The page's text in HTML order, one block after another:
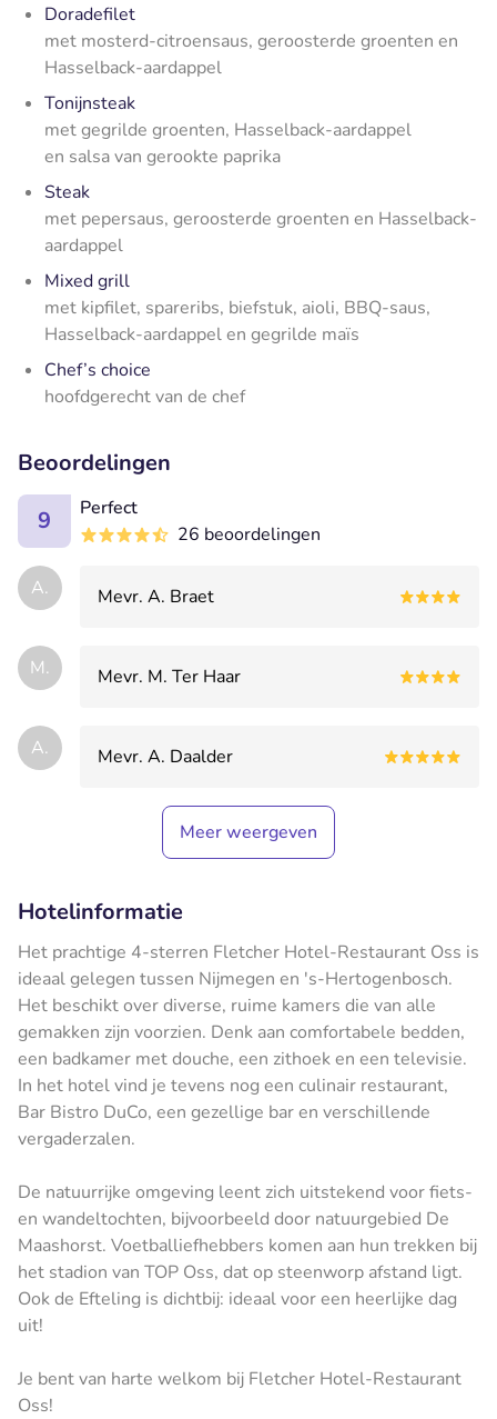
Doradefilet
met mosterd-citroensaus, geroosterde groenten en
Hasselback-aardappel
Tonijnsteak
met gegrilde groenten, Hasselback-aardappel
en salsa van gerookte paprika
Steak
met pepersaus, geroosterde groenten en Hasselback-
aardappel
Mixed grill
met kipfilet, spareribs, biefstuk, aioli, BBQ-saus,
Hasselback-aardappel en gegrilde maïs
Chef’s choice
hoofdgerecht van de chef
Beoordelingen
9
Perfect
26 beoordelingen
A. Mevr. A. Braet
M. Mevr. M. Ter Haar
A. Mevr. A. Daalder
Meer weergeven
Hotelinformatie
Het prachtige 4-sterren Fletcher Hotel-Restaurant Oss is
ideaal gelegen tussen Nijmegen en 's-Hertogenbosch.
Het beschikt over diverse, ruime kamers die van alle
gemakken zijn voorzien. Denk aan comfortabele bedden,
een badkamer met douche, een zithoek en een televisie.
In het hotel vind je tevens nog een culinair restaurant,
Bar Bistro DuCo, een gezellige bar en verschillende
vergaderzalen.
De natuurrijke omgeving leent zich uitstekend voor fiets-
en wandeltochten, bijvoorbeeld door natuurgebied De
Maashorst. Voetballiefhebbers komen aan hun trekken bij
het stadion van TOP Oss, dat op steenworp afstand ligt.
Ook de Efteling is dichtbij: ideaal voor een heerlijke dag
uit!
Je bent van harte welkom bij Fletcher Hotel-Restaurant
Oss!